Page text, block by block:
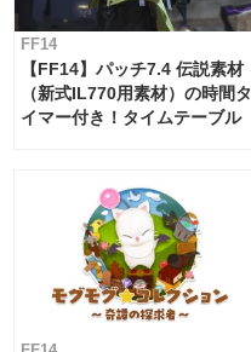
FF14
【FF14】パッチ7.4 伝説素材
（新式IL770用素材）の時間タ
イマー付き！タイムテーブル